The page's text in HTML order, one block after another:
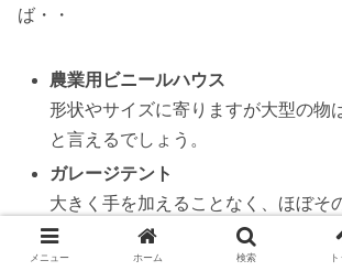
ば・・
農業用ビニールハウス
形状やサイズに寄りますが大型の物
と言えるでしょう。
ガレージテント
大きく手を加えることなく、ほぼそ
塗装ブースとしても利用可能かなと
メニュー ホーム 検索